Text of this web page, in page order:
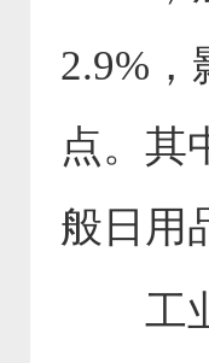
2.9%
点。其
般日用
工